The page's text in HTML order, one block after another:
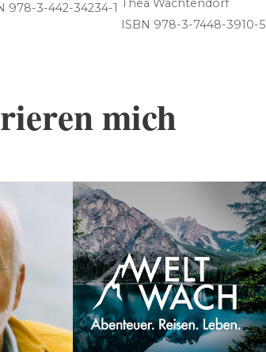
978-3-442-34234-1 Thea Wachtendorf
ISBN 978-3-7448-3910-5
mich